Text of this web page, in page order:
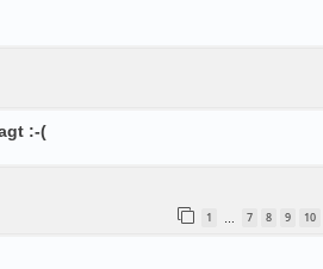
:-(
1 7 8 9 10